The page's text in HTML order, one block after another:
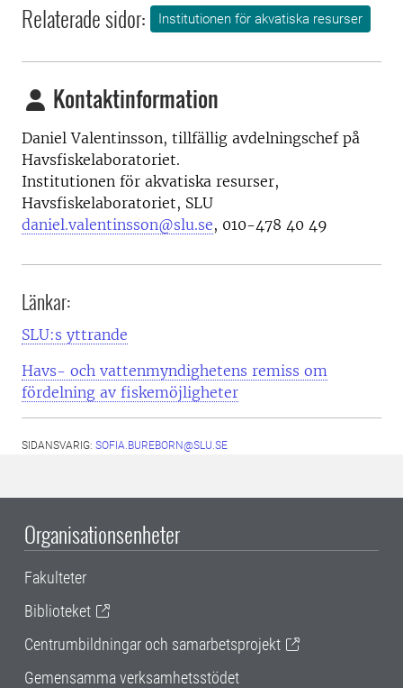
Relaterade sidor: Institutionen för akvatiska resurser
Kontaktinformation
Daniel Valentinsson, tillfällig avdelningschef på
Havsfiskelaboratoriet.
Institutionen för akvatiska resurser,
Havsfiskelaboratoriet, SLU
daniel.valentinsson@slu.se, 010-478 40 49
Länkar:
SLU:s yttrande
Havs- och vattenmyndighetens remiss om
fördelning av fiskemöjligheter
SIDANSVARIG: SOFIA.BUREBORN@SLU.SE
Organisationsenheter
Fakulteter
Biblioteket
Centrumbildningar och samarbetsprojekt
Gemensamma verksamhetsstödet